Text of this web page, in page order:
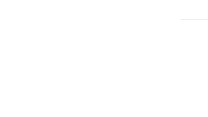
t"는